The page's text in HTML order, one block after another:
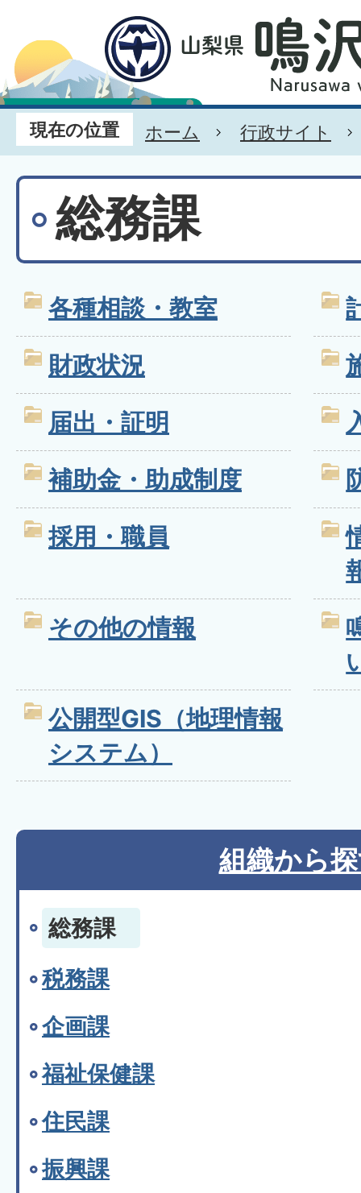
現在の位置 ホーム 行政サイト
総務課
各種相談・教室
財政状況
届出・証明
補助金・助成制度
採用・職員
その他の情報
公開型GIS（地理情報
システム）
組織から
総務課
税務課
企画課
福祉保健課
住民課
振興課